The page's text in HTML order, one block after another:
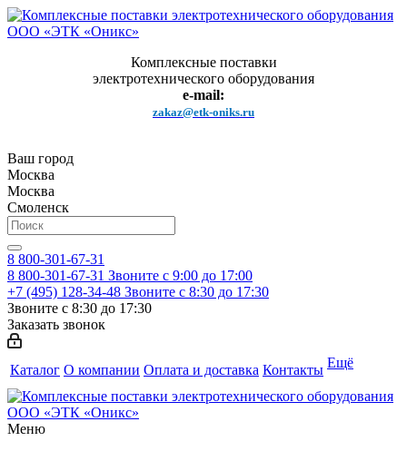
Комплексные поставки
электротехнического оборудования
e-mail:
zakaz@etk-oniks.ru
Ваш город
Москва
Москва
Смоленск
8 800-301-67-31
8 800-301-67-31 Звоните с 9:00 до 17:00
+7 (495) 128-34-48 Звоните с 8:30 до 17:30
Звоните с 8:30 до 17:30
Заказать звонок
Каталог О компании Оплата и доставка Контакты Ещё
Меню